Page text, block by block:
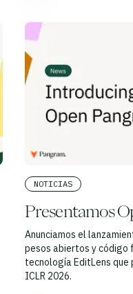
NOTICIAS
Presentamos
Anunciamos el
pesos abiertos y código
tecnología EditLens
ICLR 2026.